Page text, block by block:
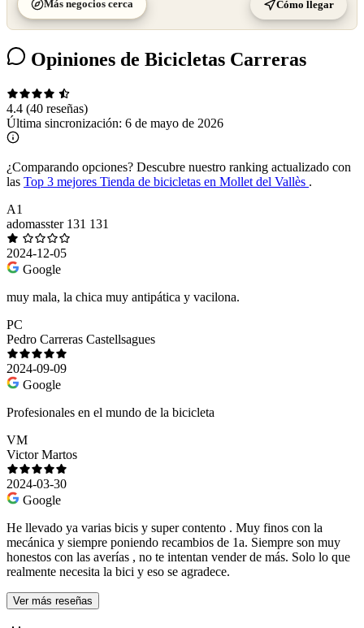
Más negocios cerca Cómo llegar
Opiniones de Bicicletas Carreras
4.4 (40 reseñas)
Última sincronización: 6 de mayo de 2026
¿Comparando opciones? Descubre nuestro ranking actualizado con
las Top 3 mejores Tienda de bicicletas en Mollet del Vallès .
A1
adomasster 131 131
2024-12-05
Google
muy mala, la chica muy antipática y vacilona.
PC
Pedro Carreras Castellsagues
2024-09-09
Google
Profesionales en el mundo de la bicicleta
VM
Victor Martos
2024-03-30
Google
He llevado ya varias bicis y super contento . Muy finos con la
mecánica y siempre poniendo recambios de 1a. Siempre son muy
honestos con las averías , no te intentan vender de más. Solo lo que
realmente necesita la bici y eso se agradece.
Ver más reseñas